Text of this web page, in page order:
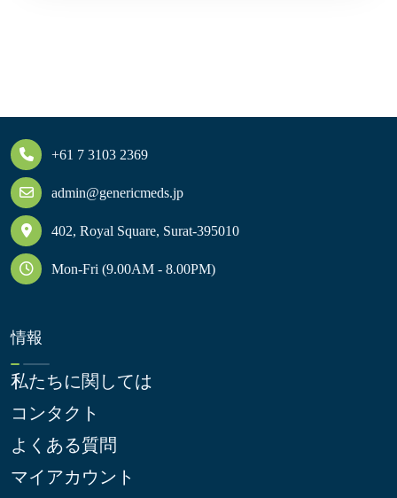
+61 7 3103 2369
admin@genericmeds.jp
402, Royal Square, Surat-395010
Mon-Fri (9.00AM - 8.00PM)
情報
私たちに関しては
コンタクト
よくある質問
マイアカウント